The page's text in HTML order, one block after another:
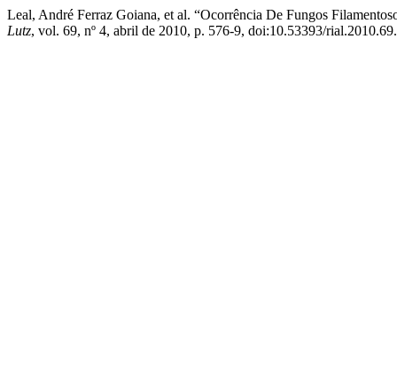
Leal, André Ferraz Goiana, et al. “Ocorrência De Fungos
Lutz, vol. 69, nº 4, abril de 2010, p. 576-9, doi:10.53393/